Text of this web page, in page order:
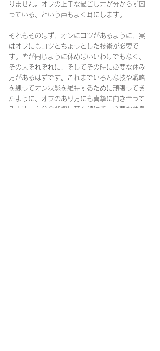
りません。オフの上手な過ごし方が分からず困
っている、という声もよく耳にします。
それもそのはず、オンにコツがあるように、実
はオフにもコツとちょっとした技術が必要で
す。皆が同じように休めばいいわけでもなく、
その人それぞれに、そしてその時に必要な休み
方があるはずです。これまでいろんな技や戦略
を練ってオン状態を維持するために頑張ってき
たように、オフのあり方にも真摯に向き合って
みます。自分の状態に耳を傾けて、必要な休息